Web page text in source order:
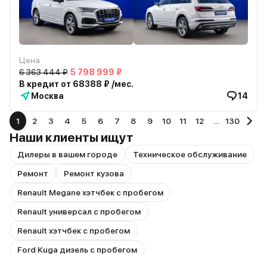
Цена
6 363 444 ₽ 5 798 999 ₽
В кредит от 68388 ₽ /мес.
Москва
14
1 2 3 4 5 6 7 8 9 10 11 12 130
Наши клиенты ищут
Дилеры в вашем городе
Техническое обслуживание
Ремонт
Ремонт кузова
Renault Megane хэтчбек с пробегом
Renault универсал с пробегом
Renault хэтчбек с пробегом
Ford Kuga дизель с пробегом